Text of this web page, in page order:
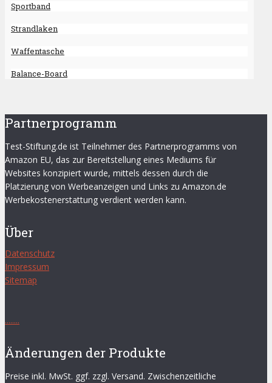
Sportband
Strandlaken
Waffentasche
Balance-Board
Partnerprogramm
Test-Stiftung.de ist Teilnehmer des Partnerprogramms von
Amazon EU, das zur Bereitstellung eines Mediums für
Websites konzipiert wurde, mittels dessen durch die
Platzierung von Werbeanzeigen und Links zu Amazon.de
Werbekostenerstattung verdient werden kann.
Über
Datenschutz
Impressum
Sitemap
........
Änderungen der Produkte
Preise inkl. MwSt. ggf. zzgl. Versand. Zwischenzeitliche